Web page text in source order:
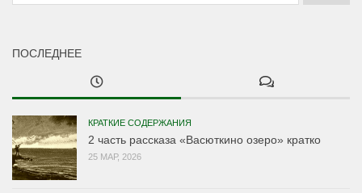
ПОСЛЕДНЕЕ
КРАТКИЕ СОДЕРЖАНИЯ
2 часть рассказа «Васюткино озеро» кратко
25 МАР, 2026